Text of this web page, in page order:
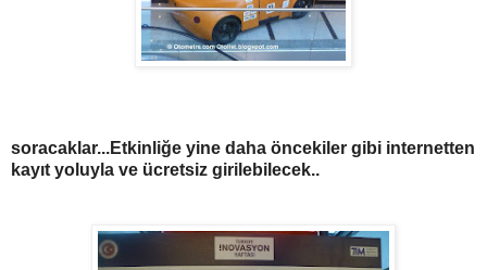
soracaklar...Etkinliğe yine daha öncekiler gibi internetten
kayıt yoluyla ve ücretsiz girilebilecek..